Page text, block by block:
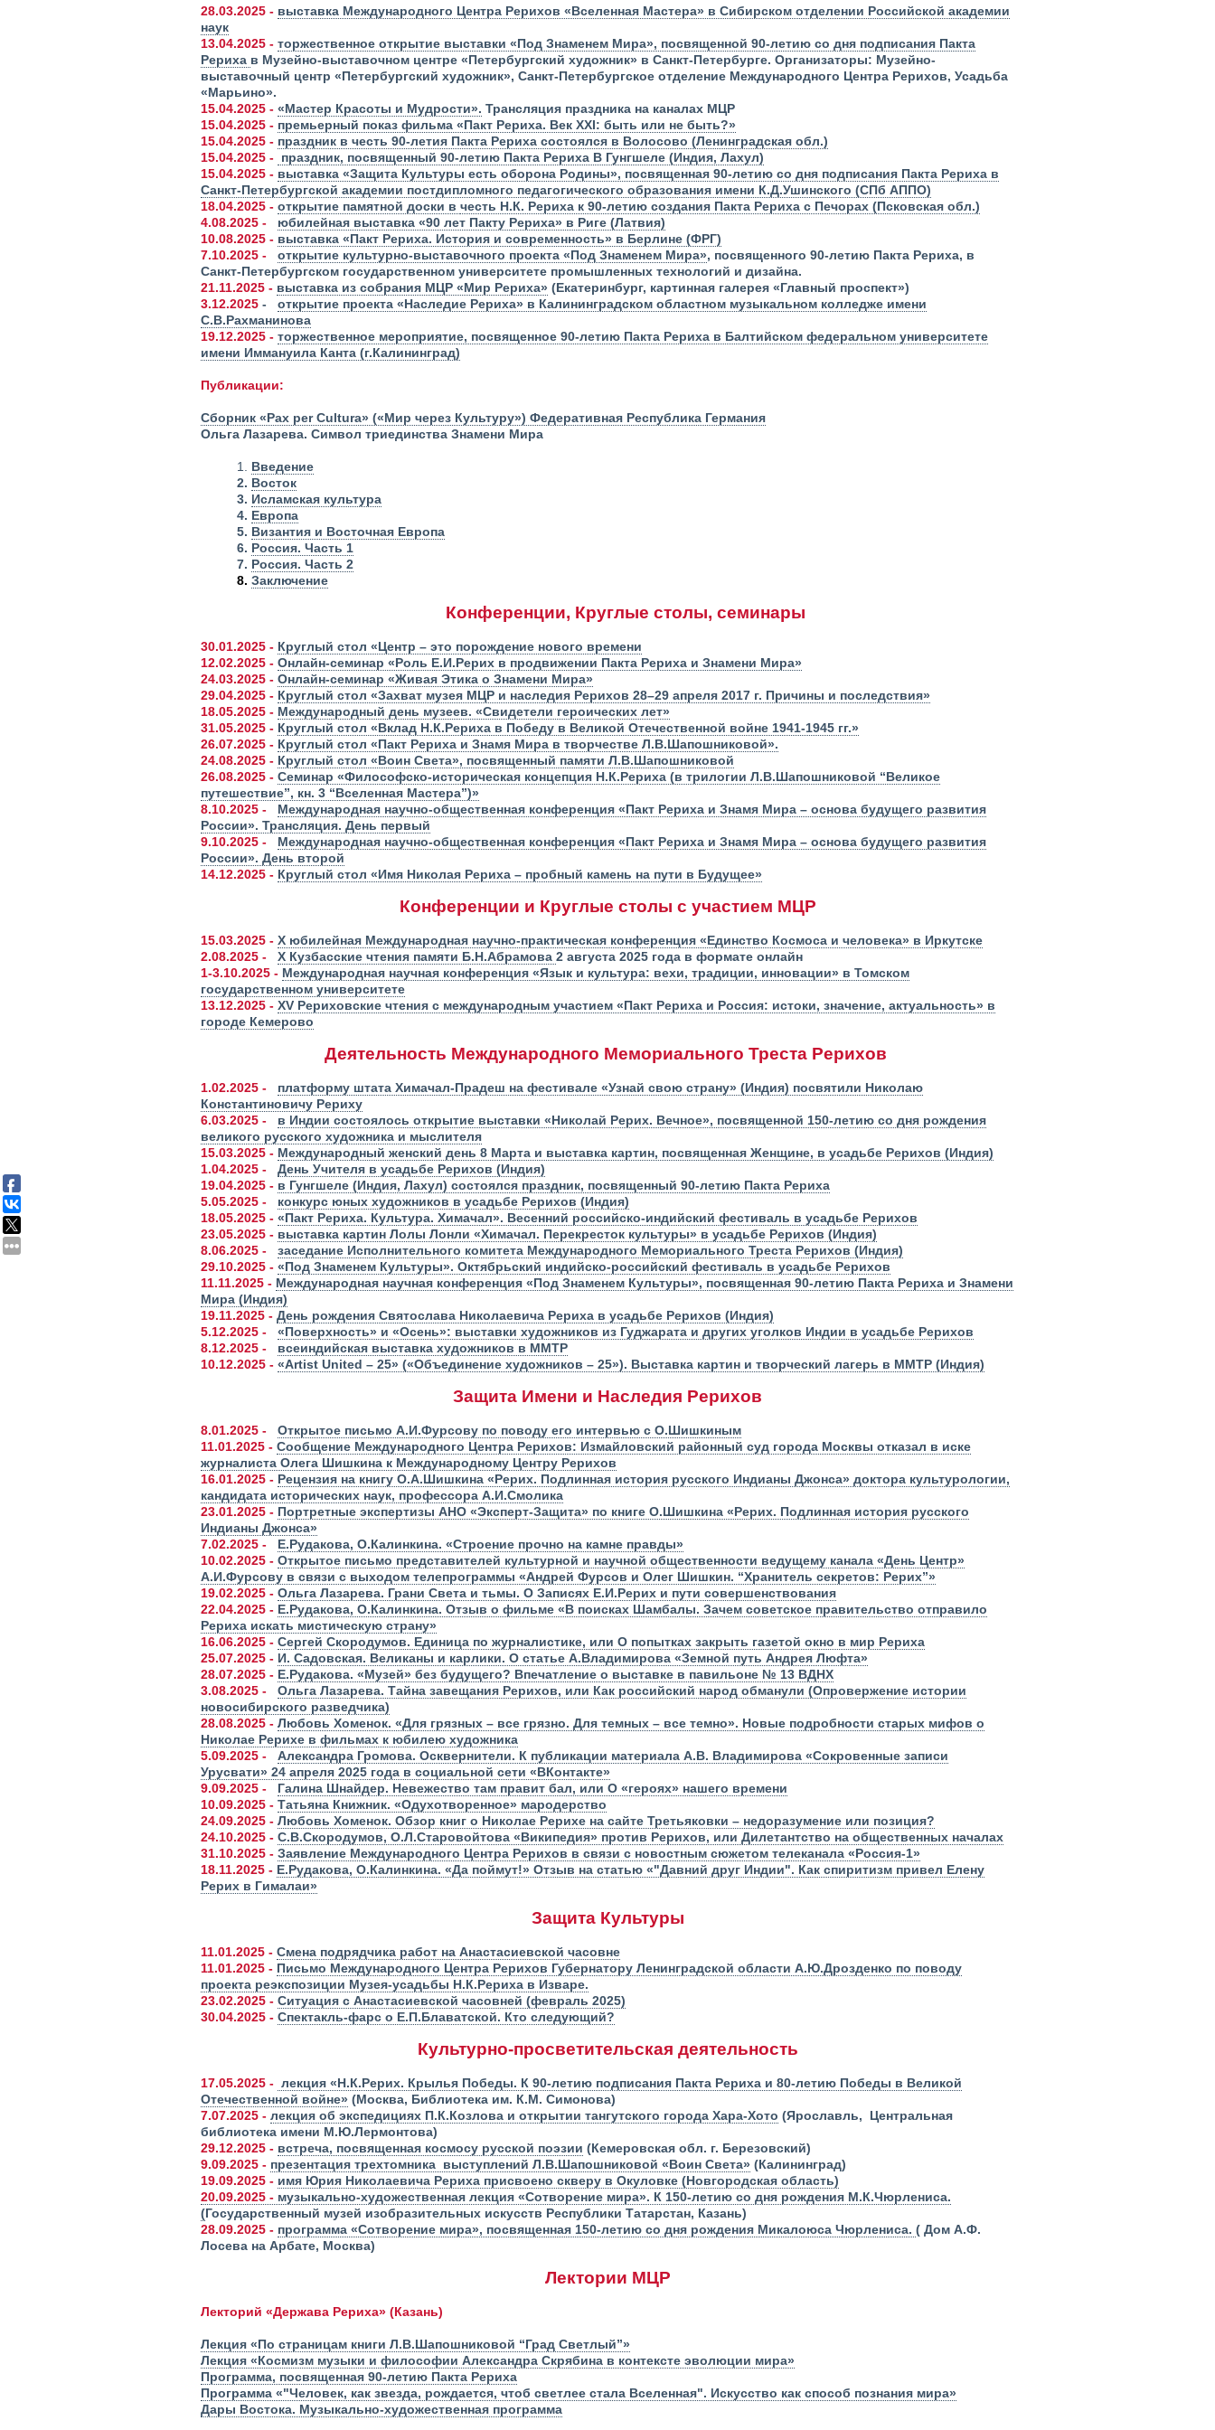
28.03.2025 - выставка Международного Центра Рерихов «Вселенная Мастера» в Сибирском отделении Российской академии
наук
13.04.2025 - торжественное открытие выставки «Под Знаменем Мира», посвященной 90-летию со дня подписания Пакта
Рериха в Музейно-выставочном центре «Петербургский художник» в Санкт-Петербурге. Организаторы: Музейно-
выставочный центр «Петербургский художник», Санкт-Петербургское отделение Международного Центра Рерихов, Усадьба
«Марьино».
15.04.2025 - «Мастер Красоты и Мудрости». Трансляция праздника на каналах МЦР
15.04.2025 - премьерный показ фильма «Пакт Рериха. Век XXI: быть или не быть?»
15.04.2025 - праздник в честь 90-летия Пакта Рериха состоялся в Волосово (Ленинградская обл.)
15.04.2025 - праздник, посвященный 90-летию Пакта Рериха В Гунгшеле (Индия, Лахул)
15.04.2025 - выставка «Защита Культуры есть оборона Родины», посвященная 90-летию со дня подписания Пакта Рериха в
Санкт-Петербургской академии постдипломного педагогического образования имени К.Д.Ушинского (СПб АППО)
18.04.2025 - открытие памятной доски в честь Н.К. Рериха к 90-летию создания Пакта Рериха с Печорах (Псковская обл.)
4.08.2025 -
юбилейная выставка «90 лет Пакту Рериха» в Риге (Латвия)
10.08.2025 - выставка «Пакт Рериха. История и современность» в Берлине (ФРГ)
7.10.2025 -
открытие культурно-выставочного проекта «Под Знаменем Мира», посвященного 90-летию Пакта Рериха, в
Санкт-Петербургском государственном университете промышленных технологий и дизайна.
21.11.2025 - выставка из собрания МЦР «Мир Рериха» (Екатеринбург, картинная галерея «Главный проспект»)
3.12.2025 - открытие проекта «Наследие Рериха» в Калининградском областном музыкальном колледже имени
С.В.Рахманинова
19.12.2025 - торжественное мероприятие, посвященное 90-летию Пакта Рериха в Балтийском федеральном университете
имени Иммануила Канта (г.Калининград)
Публикации:
Сборник «Pax per Cultura» («Мир через Культуру») Федеративная Республика Германия
Ольга Лазарева. Символ триединства Знамени Мира
1. Введение
2. Восток
3. Исламская культура
4. Европа
5. Византия и Восточная Европа
6. Россия. Часть 1
7. Россия. Часть 2
8. Заключение
Конференции, Круглые столы, семинары
30.01.2025 - Круглый стол «Центр – это порождение нового времени
12.02.2025 - Онлайн-семинар «Роль Е.И.Рерих в продвижении Пакта Рериха и Знамени Мира»
24.03.2025 - Онлайн-семинар «Живая Этика о Знамени Мира»
29.04.2025 - Круглый стол «Захват музея МЦР и наследия Рерихов 28–29 апреля 2017 г. Причины и последствия»
18.05.2025 - Международный день музеев. «Свидетели героических лет»
31.05.2025 - Круглый стол «Вклад Н.К.Рериха в Победу в Великой Отечественной войне 1941-1945 гг.»
26.07.2025 - Круглый стол «Пакт Рериха и Знамя Мира в творчестве Л.В.Шапошниковой».
24.08.2025 - Круглый стол «Воин Света», посвященный памяти Л.В.Шапошниковой
26.08.2025 - Семинар «Философско-историческая концепция Н.К.Рериха (в трилогии Л.В.Шапошниковой “Великое
путешествие”, кн. 3 “Вселенная Мастера”)»
8.10.2025 -
Международная научно-общественная конференция «Пакт Рериха и Знамя Мира – основа будущего развития
России». Трансляция. День первый
9.10.2025 -
Международная научно-общественная конференция «Пакт Рериха и Знамя Мира – основа будущего развития
России». День второй
14.12.2025 - Круглый стол «Имя Николая Рериха – пробный камень на пути в Будущее»
Конференции и Круглые столы с участием МЦР
15.03.2025 - X юбилейная Международная научно-практическая конференция «Единство Космоса и человека» в Иркутске
2.08.2025 -
X Кузбасские чтения памяти Б.Н.Абрамова 2 августа 2025 года в формате онлайн
1-3.10.2025 - Международная научная конференция «Язык и культура: вехи, традиции, инновации» в Томском
государственном университете
13.12.2025 - XV Рериховские чтения с международным участием «Пакт Рериха и Россия: истоки, значение, актуальность» в
городе Кемерово
Деятельность Международного Мемориального Треста Рерихов
1.02.2025 -
платформу штата Химачал-Прадеш на фестивале «Узнай свою страну» (Индия) посвятили Николаю
Константиновичу Рериху
6.03.2025 -
в Индии состоялось открытие выставки «Николай Рерих. Вечное», посвященной 150-летию со дня рождения
великого русского художника и мыслителя
15.03.2025 - Международный женский день 8 Марта и выставка картин, посвященная Женщине, в усадьбе Рерихов (Индия)
1.04.2025 -
День Учителя в усадьбе Рерихов (Индия)
19.04.2025 - в Гунгшеле (Индия, Лахул) состоялся праздник, посвященный 90-летию Пакта Рериха
5.05.2025 -
конкурс юных художников в усадьбе Рерихов (Индия)
18.05.2025 - «Пакт Рериха. Культура. Химачал». Весенний российско-индийский фестиваль в усадьбе Рерихов
23.05.2025 - выставка картин Лолы Лонли «Химачал. Перекресток культуры» в усадьбе Рерихов (Индия)
8.06.2025 - заседание Исполнительного комитета Международного Мемориального Треста Рерихов (Индия)
29.10.2025 - «Под Знаменем Культуры». Октябрьский индийско-российский фестиваль в усадьбе Рерихов
11.11.2025 - Международная научная конференция «Под Знаменем Культуры», посвященная 90-летию Пакта Рериха и Знамени
Мира (Индия)
19.11.2025 - День рождения Святослава Николаевича Рериха в усадьбе Рерихов (Индия)
5.12.2025 -
«Поверхность» и «Осень»: выставки художников из Гуджарата и других уголков Индии в усадьбе Рерихов
8.12.2025 -
всеиндийская выставка художников в ММТР
10.12.2025 - «Artist United – 25» («Объединение художников – 25»). Выставка картин и творческий лагерь в ММТР (Индия)
Защита Имени и Наследия Рерихов
8.01.2025 -
Открытое письмо А.И.Фурсову по поводу его интервью с О.Шишкиным
11.01.2025 - Сообщение Международного Центра Рерихов: Измайловский районный суд города Москвы отказал в иске
журналиста Олега Шишкина к Международному Центру Рерихов
16.01.2025 - Рецензия на книгу О.А.Шишкина «Рерих. Подлинная история русского Индианы Джонса» доктора культурологии,
кандидата исторических наук, профессора А.И.Смолика
23.01.2025 - Портретные экспертизы АНО «Эксперт-Защита» по книге О.Шишкина «Рерих. Подлинная история русского
Индианы Джонса»
7.02.2025 - Е.Рудакова, О.Калинкина. «Строение прочно на камне правды»
10.02.2025 - Открытое письмо представителей культурной и научной общественности ведущему канала «День Центр»
А.И.Фурсову в связи с выходом телепрограммы «Андрей Фурсов и Олег Шишкин. “Хранитель секретов: Рерих”»
19.02.2025 - Ольга Лазарева. Грани Света и тьмы. О Записях Е.И.Рерих и пути совершенствования
22.04.2025 - Е.Рудакова, О.Калинкина. Отзыв о фильме «В поисках Шамбалы. Зачем советское правительство отправило
Рериха искать мистическую страну»
16.06.2025 - Сергей Скородумов. Единица по журналистике, или О попытках закрыть газетой окно в мир Рериха
25.07.2025 - И. Садовская. Великаны и карлики. О статье А.Владимирова «Земной путь Андрея Люфта»
28.07.2025 - Е.Рудакова. «Музей» без будущего? Впечатление о выставке в павильоне № 13 ВДНХ
3.08.2025 -
Ольга Лазарева. Тайна завещания Рерихов, или Как российский народ обманули (Опровержение истории
новосибирского разведчика)
28.08.2025 - Любовь Хоменок. «Для грязных – все грязно. Для темных – все темно». Новые подробности старых мифов о
Николае Рерихе в фильмах к юбилею художника
5.09.2025 -
Александра Громова. Осквернители. К публикации материала А.В. Владимирова «Сокровенные записи
Урусвати» 24 апреля 2025 года в социальной сети «ВКонтакте»
9.09.2025 -
Галина Шнайдер. Невежество там правит бал, или О «героях» нашего времени
10.09.2025 - Татьяна Книжник. «Одухотворенное» мародерство
24.09.2025 - Любовь Хоменок. Обзор книг о Николае Рерихе на сайте Третьяковки – недоразумение или позиция?
24.10.2025 - С.В.Скородумов, О.Л.Старовойтова «Википедия» против Рерихов, или Дилетантство на общественных началах
31.10.2025 - Заявление Международного Центра Рерихов в связи с новостным сюжетом телеканала «Россия-1»
18.11.2025 - Е.Рудакова, О.Калинкина. «Да поймут!» Отзыв на статью «"Давний друг Индии". Как спиритизм привел Елену
Рерих в Гималаи»
Защита Культуры
11.01.2025 - Смена подрядчика работ на Анастасиевской часовне
11.01.2025 - Письмо Международного Центра Рерихов Губернатору Ленинградской области А.Ю.Дрозденко по поводу
проекта реэкспозиции Музея-усадьбы Н.К.Рериха в Изваре.
23.02.2025 - Ситуация с Анастасиевской часовней (февраль 2025)
30.04.2025 - Спектакль-фарс о Е.П.Блаватской. Кто следующий?
Культурно-просветительская деятельность
17.05.2025 - лекция «Н.К.Рерих. Крылья Победы. К 90-летию подписания Пакта Рериха и 80-летию Победы в Великой
Отечественной войне» (Москва, Библиотека им. К.М. Симонова)
7.07.2025 - лекция об экспедициях П.К.Козлова и открытии тангутского города Хара-Хото (Ярославль, Центральная
библиотека имени М.Ю.Лермонтова)
29.12.2025 - встреча, посвященная космосу русской поэзии (Кемеровская обл. г. Березовский)
9.09.2025 - презентация трехтомника выступлений Л.В.Шапошниковой «Воин Света» (Калининград)
19.09.2025 - имя Юрия Николаевича Рериха присвоено скверу в Окуловке (Новгородская область)
20.09.2025 - музыкально-художественная лекция «Сотворение мира». К 150-летию со дня рождения М.К.Чюрлениса.
(Государственный музей изобразительных искусств Республики Татарстан, Казань)
28.09.2025 - программа «Сотворение мира», посвященная 150-летию со дня рождения Микалоюса Чюрлениса. ( Дом А.Ф.
Лосева на Арбате, Москва)
Лектории МЦР
Лекторий «Держава Рериха» (Казань)
Лекция «По страницам книги Л.В.Шапошниковой “Град Светлый”»
Лекция «Космизм музыки и философии Александра Скрябина в контексте эволюции мира»
Программа, посвященная 90-летию Пакта Рериха
Программа «"Человек, как звезда, рождается, чтоб светлее стала Вселенная". Искусство как способ познания мира»
Дары Востока. Музыкально-художественная программа